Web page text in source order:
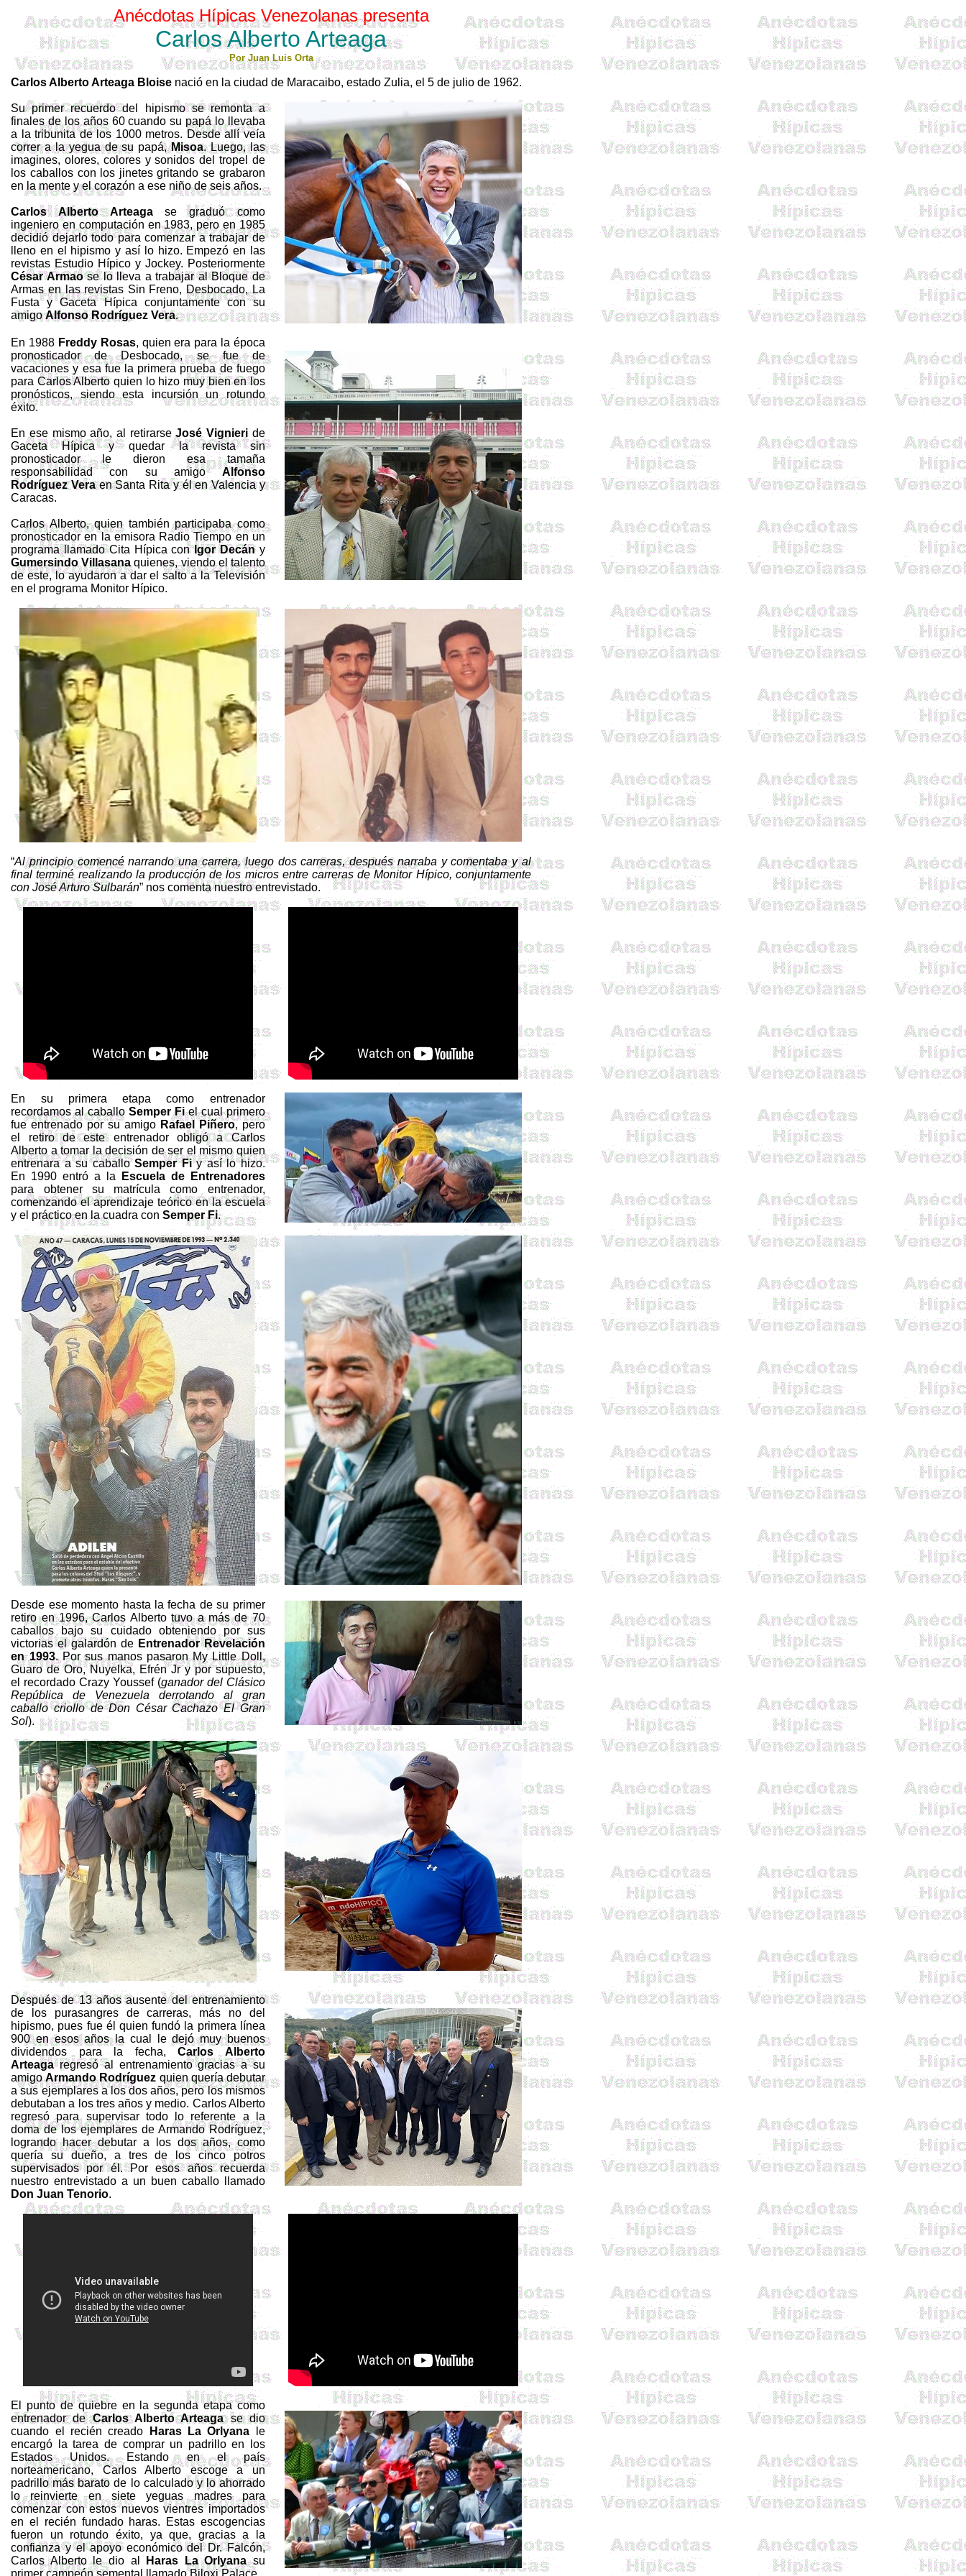
Anécdotas Hípicas Venezolanas presenta
Carlos Alberto Arteaga
Por Juan Luis Orta
Carlos Alberto Arteaga Bloise nació en la ciudad de Maracaibo, estado Zulia, el 5 de julio de 1962.
Su primer recuerdo del hipismo se remonta a
finales de los años 60 cuando su papá lo llevaba
a la tribunita de los 1000 metros. Desde allí veía
correr a la yegua de su papá,Misoa. Luego, las
imagines, olores, colores y sonidos del tropel de
los caballos con los jinetes gritando se grabaron
en la mente y el corazón a ese niño de seis años.
Carlos Alberto Arteagase graduó como
ingeniero en computación en 1983, pero en 1985
decidió dejarlo todo para comenzar a trabajar de
lleno en el hipismo y así lo hizo. Empezó en las
revistas Estudio Hípico y Jockey. Posteriormente
CésarArmaose lo lleva a trabajar al Bloque de
Armas en las revistas Sin Freno, Desbocado, La
Fusta y Gaceta Hípica conjuntamente con su
amigoAlfonso Rodríguez Vera.
En 1988 Freddy Rosas, quien era para la época
pronosticador de Desbocado, se fue de
vacaciones y esa fue la primera prueba de fuego
para Carlos Alberto quien lo hizo muy bien en los
pronósticos, siendo esta incursión un rotundo
éxito.
En ese mismo año, al retirarseJoséVignieri de
Gaceta Hípica y quedar la revista sin
pronosticador le dieron esa tamaña
responsabilidad con su amigoAlfonso
Rodríguez Veraen Santa Rita y él en Valencia y
Caracas.
Carlos Alberto, quien también participaba como
pronosticador en la emisora Radio Tiempo en un
programa llamado Cita Hípica conIgor Decány
Gumersindo Villasanaquienes, viendo el talento
de este, lo ayudaron a dar el salto a la Televisión
en el programa Monitor Hípico.
“Al principio comencé narrando una carrera, luego dos carreras, después narraba y comentaba y al
final terminé realizando la producción de los micros entre carreras de Monitor Hípico, conjuntamente
con José ArturoSulbarán” nos comenta nuestro entrevistado.
En su primera etapa como entrenador
recordamos al caballoSemper Fiel cual primero
fue entrenado por su amigo Rafael Piñero, pero
el retiro de este entrenador obligó a Carlos
Alberto a tomar la decisión de ser el mismo quien
entrenara a su caballoSemper Fiy así lo hizo.
En 1990 entró a la
Escuela de Entrenadores
para obtener su matrícula como entrenador,
comenzando el aprendizaje teórico en la escuela
y el práctico en la cuadra conSemper Fi.
Desde ese momento hasta la fecha de su primer
retiro en 1996, Carlos Alberto tuvo a más de 70
caballos bajo su cuidado obteniendo por sus
victorias el galardón de Entrenador Revelación
en 1993. Por sus manos pasaronMyLittleDoll,
Guaro de Oro,Nuyelka, EfrénJry por supuesto,
el recordadoCrazy Youssef(ganador del Clásico
República de Venezuela derrotando al gran
caballo criollo de Don César Cachazo El Gran
Sol).
Después de 13 años ausente del entrenamiento
de los purasangres de carreras, más no del
hipismo, pues fue él quien fundó la primera línea
900 en esos años la cual le dejó muy buenos
dividendos para la fecha,Carlos Alberto
Arteagaregresó al entrenamiento gracias a su
amigoArmando Rodríguez quien quería debutar
a sus ejemplares a los dos años, pero los mismos
debutaban a los tres años y medio. Carlos Alberto
regresó para supervisar todo lo referente a la
doma de los ejemplares de Armando Rodríguez,
logrando hacer debutar a los dos años, como
quería su dueño, a tres de los cinco potros
supervisados por él. Por esos años recuerda
nuestro entrevistado a un buen caballo llamado
Don Juan Tenorio.
El punto de quiebre en la segunda etapa como
entrenador deCarlos Alberto Arteagase dio
cuando el recién creado
Haras LaOrlyana le
encargó la tarea de comprar un padrillo en los
Estados Unidos. Estando en el país
norteamericano, Carlos Alberto escoge a un
padrillo más barato de lo calculado y lo ahorrado
lo reinvierte en siete yeguas madres para
comenzar con estos nuevos vientres importados
en el recién fundado haras. Estas escogencias
fueron un rotundo éxito, ya que, gracias a la
confianza y el apoyo económico del Dr. Falcón,
Carlos Alberto le dio al
Haras LaOrlyanasu
primer campeón semental llamadoBiloxiPalace.